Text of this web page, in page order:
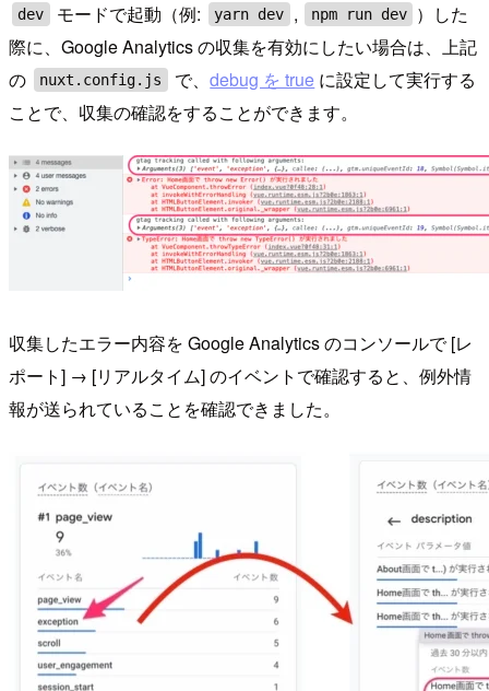
dev モードで起動（例: yarn dev , npm run dev
）した
際に、Google Analytics の収集を有効にしたい場合は、上記
の
nuxt.config.js で、debug を true に設定して実行する
ことで、収集の確認をすることができます。
収集したエラー内容を Google Analytics のコンソールで [レ
ポート] → [リアルタイム] のイベントで確認すると、例外情
報が送られていることを確認できました。